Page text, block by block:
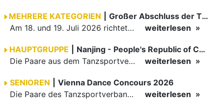
MEHRERE KATEGORIEN
Großer Abschluss der TBW-Trophy in Weinheim
Am 18. und 19. Juli 2026 richtete die Tanzsportabteilung (TSA) der TSG 1862 Weinheim das Abschlussturnier der diesjährigen TBW-Trophy-Serie aus. Zum traditionellen Saisonfinale kamen rund 400 Starts über…
weiterlesen
HAUPTGRUPPE
Nanjing - People's Republic of China
Die Paare aus dem Tanzsportverband Baden-Württemberg (TBW) haben beim hochklassig besetzten WDSF GrandSlam im chinesischen Nanjing wieder einmal auf internationalem Top-Niveau geglänzt. Das…
weiterlesen
SENIOREN
Vienna Dance Concours 2026
Die Paare des Tanzsportverbandes Baden-Württemberg (TBW) glänzten auf dem internationalen Parkett des Vienna Dance Concourse 2026 im Wiener Rathaus mit hervorragenden Platzierungen Ergebnisse unter: …
weiterlesen